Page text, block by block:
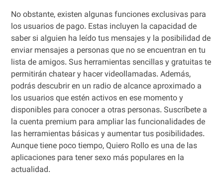
No obstante, existen algunas funciones exclusivas para
los usuarios de pago. Estas incluyen la capacidad de
saber si alguien ha leído tus mensajes y la posibilidad de
enviar mensajes a personas que no se encuentran en tu
lista de amigos. Sus herramientas sencillas y gratuitas te
permitirán chatear y hacer videollamadas. Además,
podrás descubrir en un radio de alcance aproximado a
los usuarios que estén activos en ese momento y
disponibles para conocer a otras personas. Suscríbete a
la cuenta premium para ampliar las funcionalidades de
las herramientas básicas y aumentar tus posibilidades.
Aunque tiene poco tiempo, Quiero Rollo es una de las
aplicaciones para tener sexo más populares en la
actualidad.